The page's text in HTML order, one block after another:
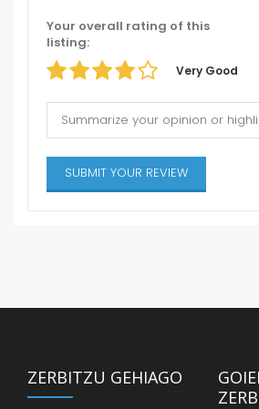
Your overall rating of this
listing:
Very Good
ZERBITZU GEHIAGO